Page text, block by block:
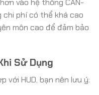
vào hệ thống CAN-
chi phí có thể khá cao
môn cao để đảm bảo
Sử Dụng
với HUD, bạn nên lưu ý: